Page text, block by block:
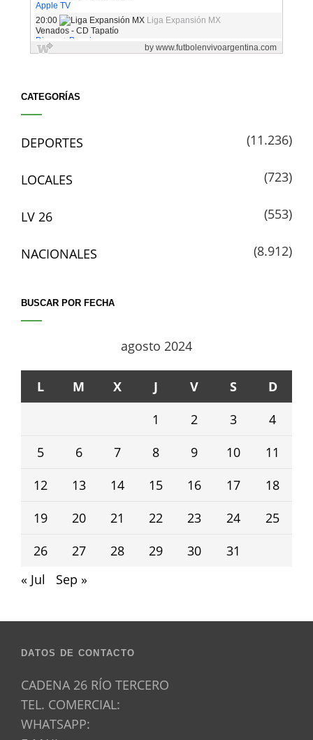
CATEGORÍAS
DEPORTES (11.236)
LOCALES (723)
LV 26 (553)
NACIONALES (8.912)
BUSCAR POR FECHA
agosto 2024
L M X J V S
D
1
2 3
4
5
6 7 8 9 10
11
12
13 14 15 16 17
18
19
20 21 22 23 24
25
26
27 28 29 30
31
« Jul
Sep »
DATOS DE CONTACTO
CADENA 26 RÍO TERCERO
TEL. COMERCIAL:
WHATSAPP: